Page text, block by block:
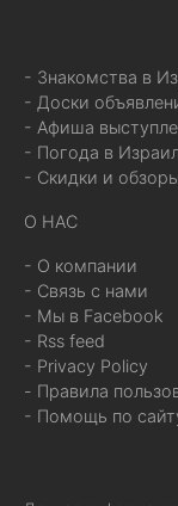
- Знакомства в
- Доски
- Афиша
- Погода в
- Скидки и
О НАС
- О компании
- Связь с нами
- Мы в Facebook
- Rss feed
- Privacy Policy
- Правила
- Помощь по